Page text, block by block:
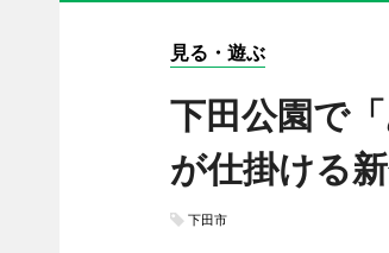
見る・遊ぶ
下田公園で
が仕掛ける
下田市